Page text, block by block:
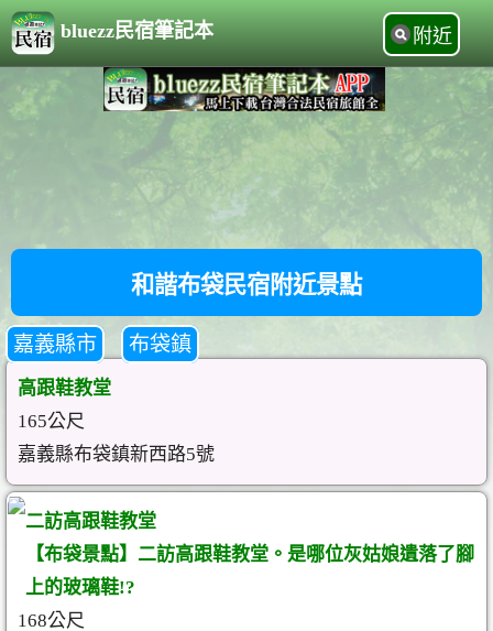
bluezz民宿筆記本 附近
和諧布袋民宿附近景點
嘉義縣市 布袋鎮
高跟鞋教堂
165公尺
嘉義縣布袋鎮新西路5號
二訪高跟鞋教堂
【布袋景點】二訪高跟鞋教堂。是哪位灰姑娘遺落了腳
上的玻璃鞋!?
168公尺